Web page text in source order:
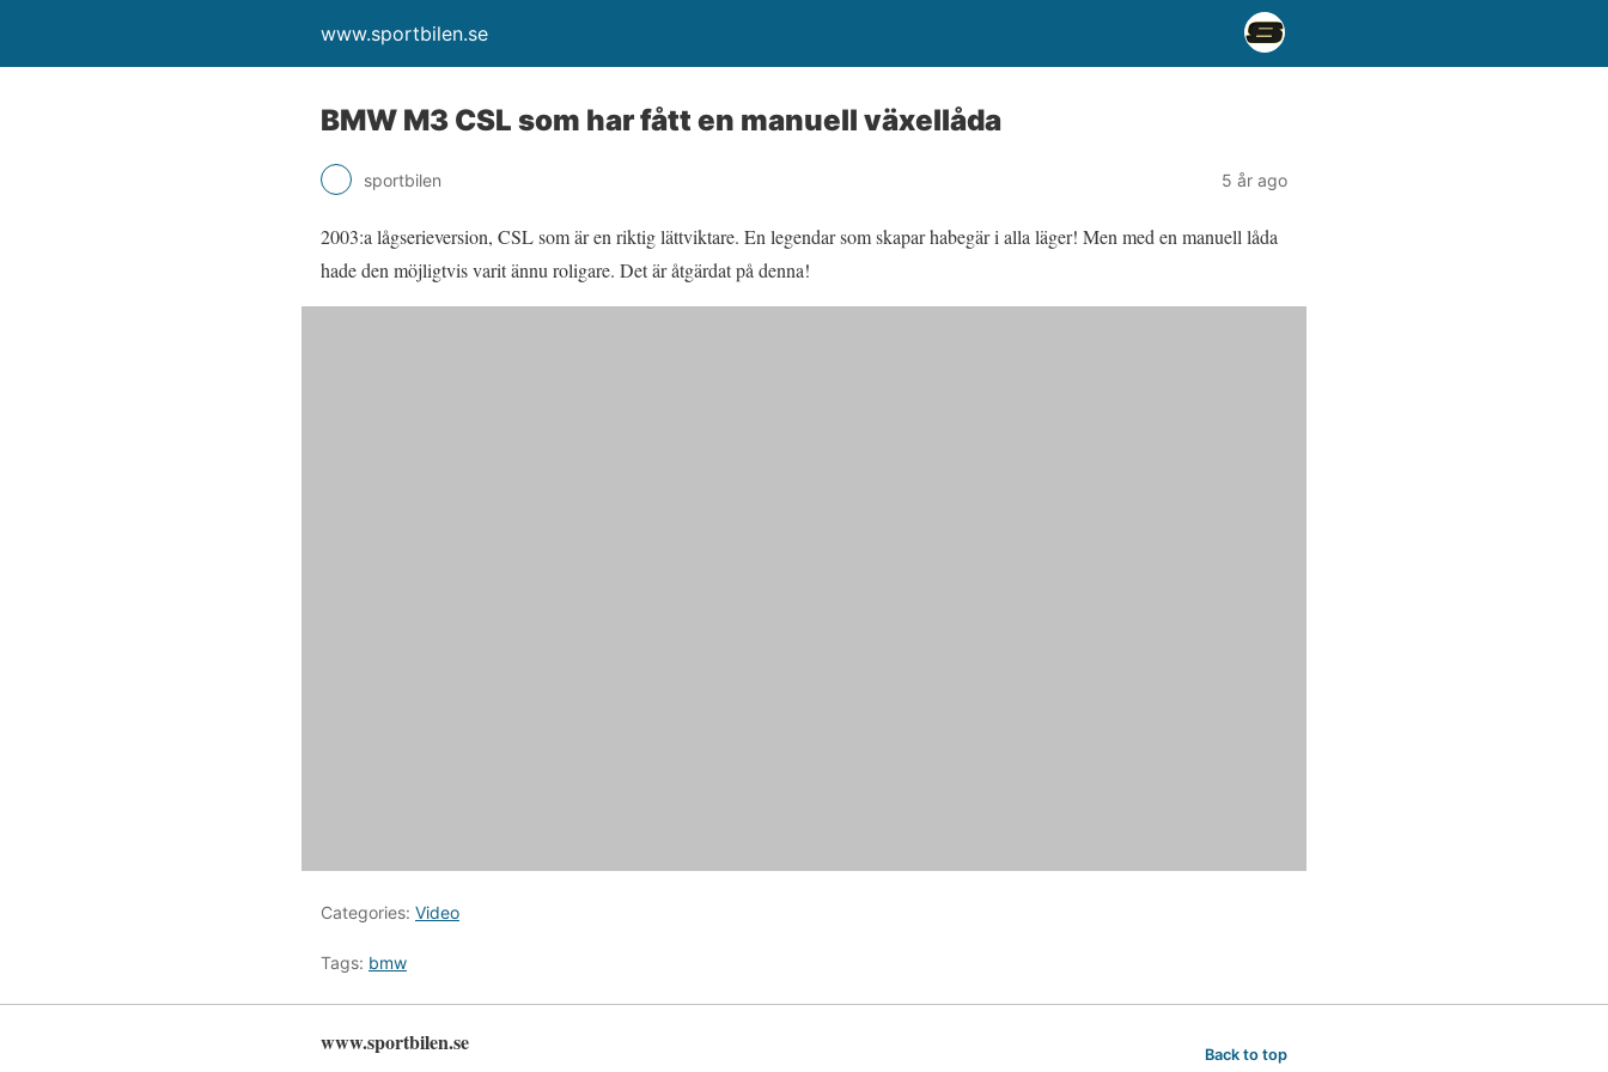
www.sportbilen.se
BMW M3 CSL som har fått en manuell växellåda
sportbilen 5 år ago
2003:a lågserieversion, CSL som är en riktig lättviktare. En legendar som skapar habegär i alla läger! Men med en manuell låda
hade den möjligtvis varit ännu roligare. Det är åtgärdat på denna!
Categories: Video
Tags: bmw
www.sportbilen.se Back to top